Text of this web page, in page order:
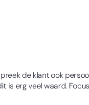
de klant ook
is erg veel waard.